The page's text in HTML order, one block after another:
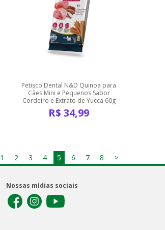
Petisco Dental N&D Quinoa para
Cães Mini e Pequenos Sabor
Cordeiro e Extrato de Yucca 60g
R$ 34,99
1 2 3 4 5 6 7 8 >
Nossas mídias sociais